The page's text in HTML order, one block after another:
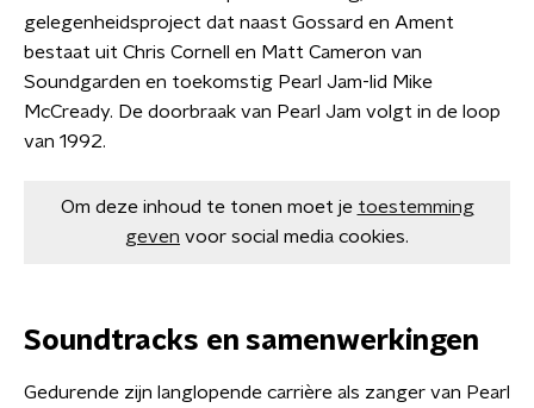
gelegenheidsproject dat naast Gossard en Ament
bestaat uit Chris Cornell en Matt Cameron van
Soundgarden en toekomstig Pearl Jam-lid Mike
McCready. De doorbraak van Pearl Jam volgt in de loop
van 1992.
Om deze inhoud te tonen moet je toestemming
geven voor social media cookies.
Soundtracks en samenwerkingen
Gedurende zijn langlopende carrière als zanger van Pearl